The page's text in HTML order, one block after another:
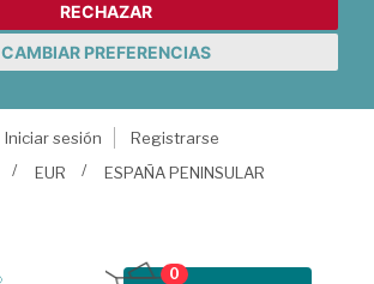
RECHAZAR
CAMBIAR PREFERENCIAS
Iniciar sesión
Registrarse
EUR ESPAÑA PENINSULAR
0